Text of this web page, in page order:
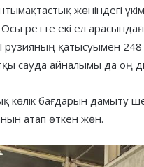
жөніндегі
ретте екі ел
Грузияның қатысуымен
сауда айналымы да оң
көлік бағдарын дамыту
атап өткен жөн.